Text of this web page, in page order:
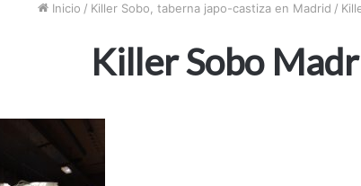
Inicio / Killer Sobo, taberna japo-castiza en Madrid /
Killer Sobo